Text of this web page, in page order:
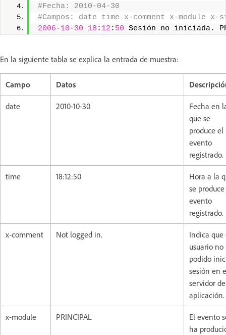
#Fecha: 2010-04-30
#Campos: date time x-comment x-
2006-10-30 18 : 12 : 50 Sesión no iniciada.
En la siguiente tabla se explica la entrada de muestra:
Campo Datos
date 2010-10-30
Fecha en
que se
produce el
evento
registrado.
time 18:12:50
Hora a la
se
evento
registrado.
x-comment Not logged in.
Indica que
usuario no
podido
sesión en
servidor
aplicación.
x-module PRINCIPAL
El evento
ha